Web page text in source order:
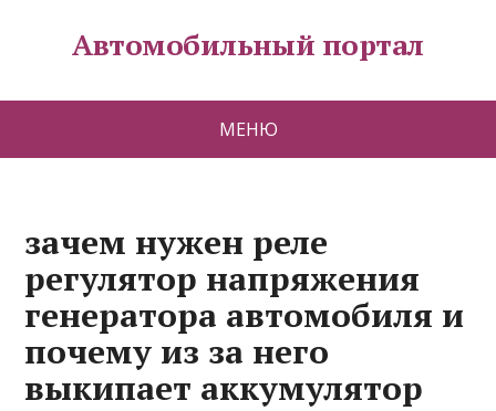
Автомобильный портал
МЕНЮ
зачем нужен реле
регулятор напряжения
генератора автомобиля и
почему из за него
выкипает аккумулятор